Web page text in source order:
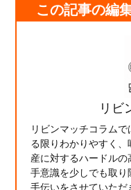
この記事の編
リビ
リビンマッチコラム
る限りわかりやすく
産に対するハードル
手意識を少しでも取
手伝いをさせていただ